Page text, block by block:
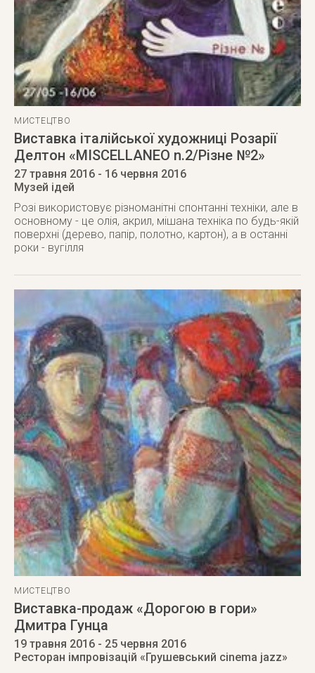
МИСТЕЦТВО
Виставка італійської художниці Розарії
Делтон «MISCELLANEO n.2/Різне №2»
27 травня 2016 - 16 червня 2016
Музей ідей
Розі використовує різноманітні спонтанні техніки, але в
основному - це олія, акрил, мішана техніка по будь-якій
поверхні (дерево, папір, полотно, картон), а в останні
роки - вугілля
МИСТЕЦТВО
Виставка-продаж «Дорогою в гори»
Дмитра Гунца
19 травня 2016 - 25 червня 2016
Ресторан імпровізацій «Грушевський cinema jazz»